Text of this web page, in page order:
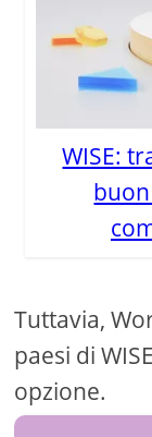
WISE:
Tuttavia,
paesi di
opzione.